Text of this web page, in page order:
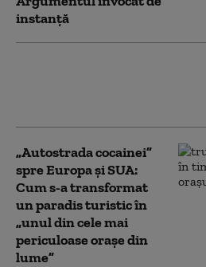
instanță
„Autostrada cocainei”
spre Europa și SUA:
Cum s-a transformat
un paradis turistic în
„unul din cele mai
periculoase orașe din
lume”